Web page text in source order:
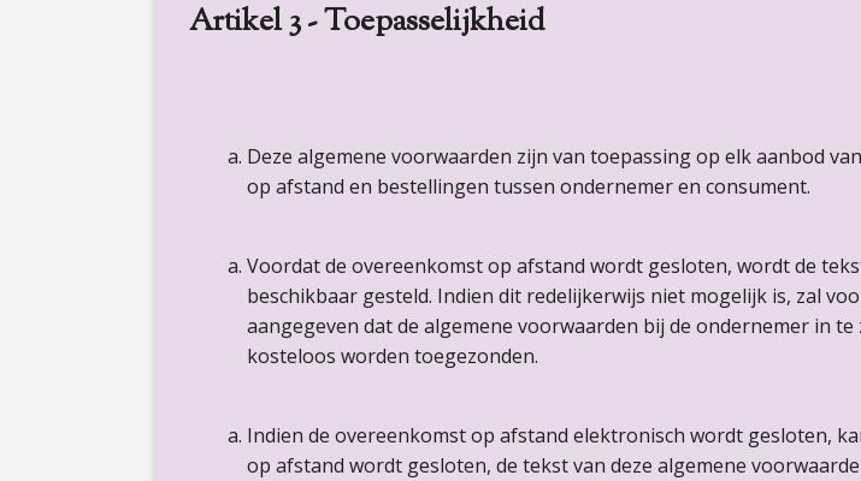
Artikel 3 - Toepasselijkheid
Deze algemene voorwaarden zijn van toepassing op elk aanbod
op afstand en bestellingen tussen ondernemer en consument.
Voordat de overeenkomst op afstand wordt gesloten, wordt de
beschikbaar gesteld. Indien dit redelijkerwijs niet mogelijk is, zal
aangegeven dat de algemene voorwaarden bij de ondernemer in
kosteloos worden toegezonden.
Indien de overeenkomst op afstand elektronisch wordt gesloten,
op afstand wordt gesloten, de tekst van deze algemene